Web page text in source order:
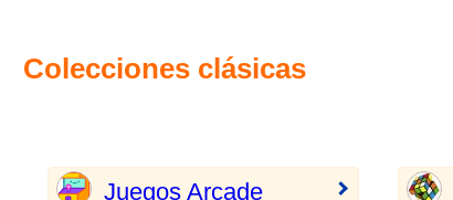
Colecciones clásicas
Juegos Arcade